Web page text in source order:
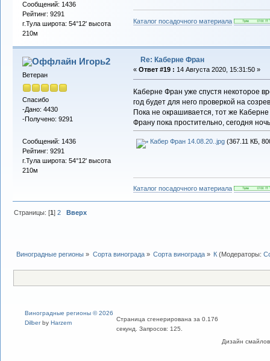
Сообщений: 1436
Рейтинг: 9291
г.Тула широта: 54°12' высота
210м
Каталог посадочного материала
Игорь2
Ветеран
Спасибо
-Дано: 4430
-Получено: 9291
Сообщений: 1436
Рейтинг: 9291
г.Тула широта: 54°12' высота
210м
Re: Каберне Фран
« Ответ #19 : 14 Августа 2020, 15:31:50 »
Каберне Фран уже спустя некоторое
год будет для него проверкой на
Пока не окрашивается, тот же
Франу пока простительно, сегодня
Кабер Фран 14.08.20..jpg(367.11 КБ,
Каталог посадочного материала
Страницы: [1]2 Вверх
Виноградные регионы » Сорта винограда» Сорта винограда» К (Модераторы:
Дизайн
Виноградные регионы © 2026
Dilberby Harzem
Страница сгенерирована за 0.176
секунд. Запросов: 125.